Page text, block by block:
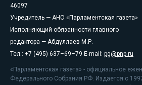
46097
Учредитель — АНО «Парламентская газета»
Исполняющий обязанности главного
редактора — Абдуллаев М.Р.
Тел.: +7 (495) 637–69–79 E-mail: pg@pnp.ru
«Парламентская газета» - официальное
Федерального Собрания РФ. Издается с